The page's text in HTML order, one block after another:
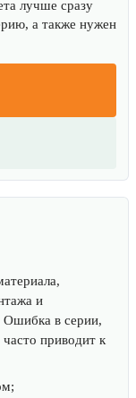
лучше сразу
а также нужен
и
Ошибка в серии,
приводит к